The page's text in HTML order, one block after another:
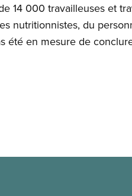
14 000 travailleuses et
nutritionnistes, du
été en mesure de